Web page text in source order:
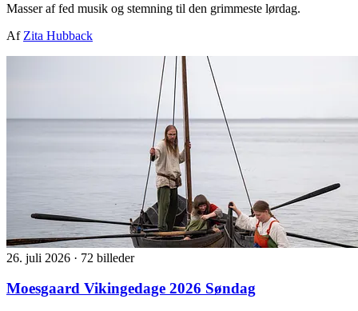
Masser af fed musik og stemning til den grimmeste lørdag.
Af Zita Hubback
26. juli 2026 · 72 billeder
Moesgaard Vikingedage 2026 Søndag